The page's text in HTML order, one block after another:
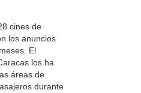
cines de
los anuncios
El
los ha
áreas de
durante